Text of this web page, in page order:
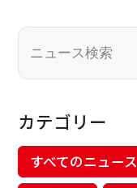
カテゴリー
すべてのニュース